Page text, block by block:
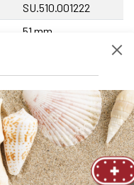
SU.510.001222
51 mm
56457
SR-OUV-AL 1222
70 g
0
0